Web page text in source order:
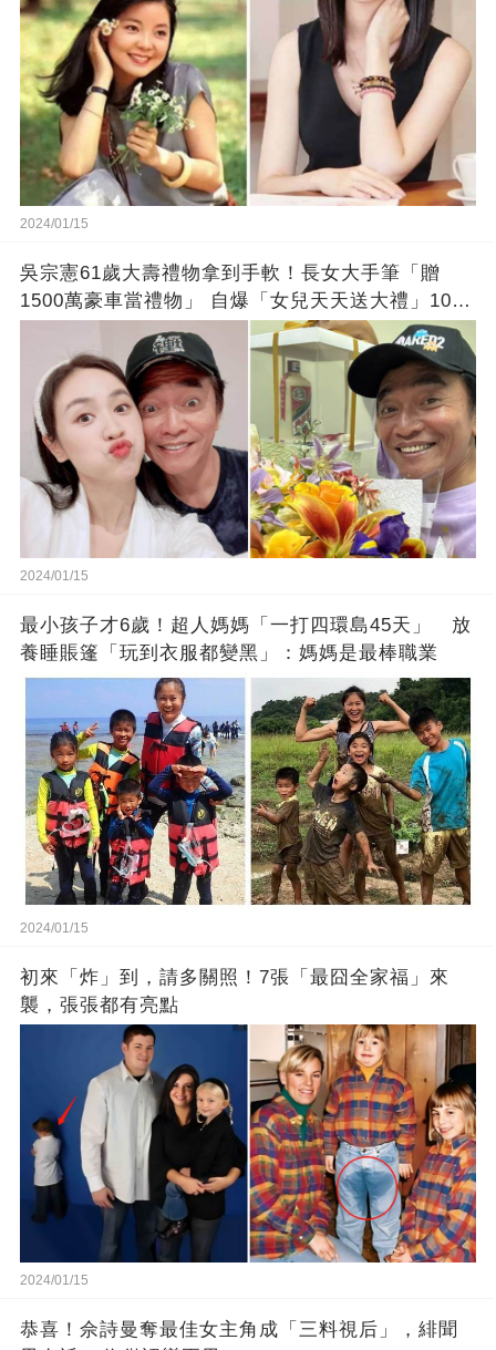
2024/01/15
吳宗憲61歲大壽禮物拿到手軟！長女大手筆「贈
1500萬豪車當禮物」 自爆「女兒天天送大禮」10年
徒弟也不甘示弱!
2024/01/15
最小孩子才6歲！超人媽媽「一打四環島45天」 放
養睡賬篷「玩到衣服都變黑」：媽媽是最棒職業
2024/01/15
初來「炸」到，請多關照！7張「最囧全家福」來
襲，張張都有亮點
2024/01/15
恭喜！佘詩曼奪最佳女主角成「三料視后」，緋聞